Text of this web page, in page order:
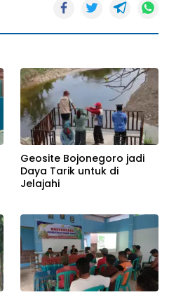
Geosite Bojonegoro jadi
Daya Tarik untuk di
Jelajahi